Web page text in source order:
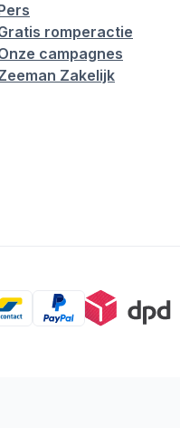
romperactie
campagnes
Zakelijk